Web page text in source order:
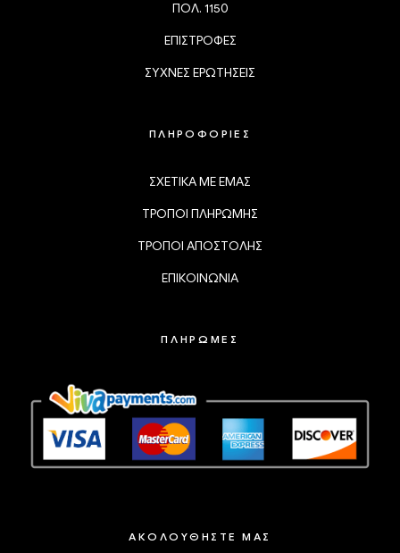
ΠΟΛ. 1150
ΕΠΙΣΤΡΟΦΕΣ
ΣΥΧΝΕΣ ΕΡΩΤΗΣΕΙΣ
ΠΛΗΡΟΦΟΡΙΕΣ
ΣΧΕΤΙΚΑ ΜΕ ΕΜΑΣ
ΤΡΟΠΟΙ ΠΛΗΡΩΜΗΣ
ΤΡΟΠΟΙ ΑΠΟΣΤΟΛΗΣ
ΕΠΙΚΟΙΝΩΝΙΑ
ΠΛΗΡΩΜΕΣ
ΑΚΟΛΟΥΘΗΣΤΕ ΜΑΣ